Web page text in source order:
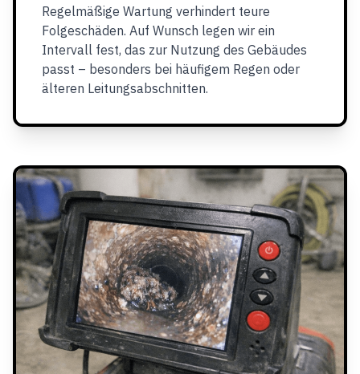
Regelmäßige Wartung verhindert teure
Folgeschäden. Auf Wunsch legen wir ein
Intervall fest, das zur Nutzung des Gebäudes
passt – besonders bei häufigem Regen oder
älteren Leitungsabschnitten.